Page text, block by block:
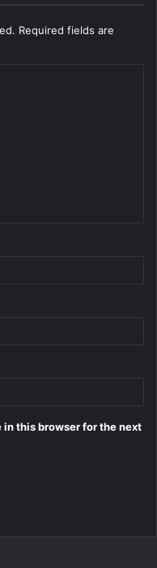
Required fields are
this browser for the next